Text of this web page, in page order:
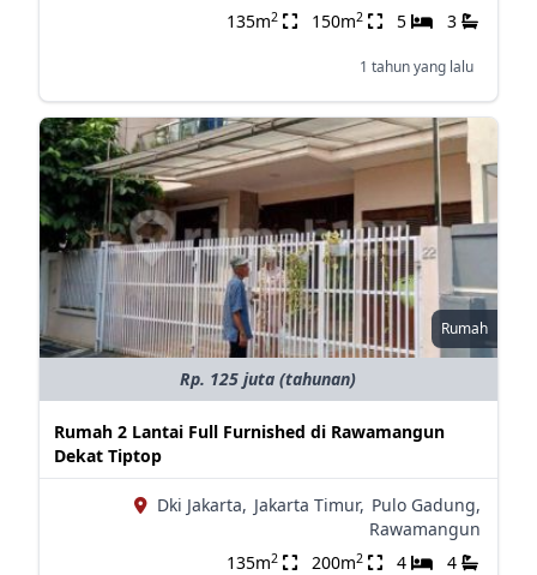
135m2 150m2 5 3
1 tahun yang lalu
Rumah
Rp. 125 juta (tahunan)
Rumah 2 Lantai Full Furnished di Rawamangun
Dekat Tiptop
Dki Jakarta, Jakarta Timur, Pulo Gadung,
Rawamangun
135m2 200m2 4 4